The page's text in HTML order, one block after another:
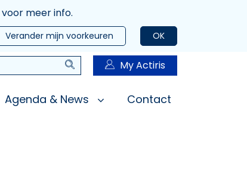
voor meer info.
OK
Verander mijn voorkeuren
Zoeken My Actiris
Agenda & News Contact